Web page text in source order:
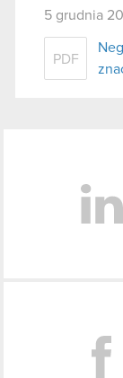
5 grudnia
PDF